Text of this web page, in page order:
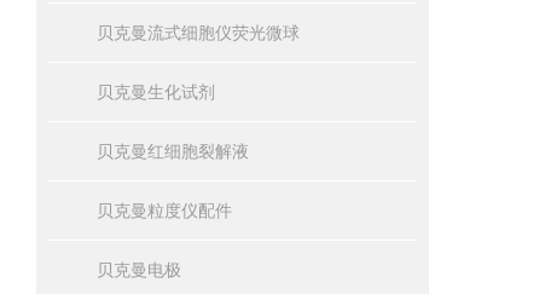
贝克曼流式细胞仪荧光微球
贝克曼生化试剂
贝克曼红细胞裂解液
贝克曼粒度仪配件
贝克曼电极